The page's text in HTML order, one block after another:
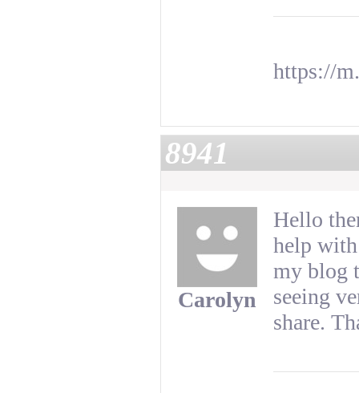
https://
8941
Carolyn
Hello
help
my blog
seeing
share.